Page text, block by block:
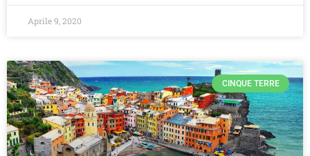
Aprile 9, 2020
CINQUE TERRE